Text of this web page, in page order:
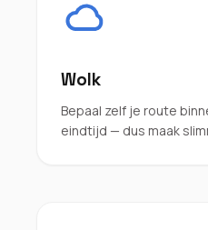
Wolk
Bepaal zelf je route
eindtijd — dus maak